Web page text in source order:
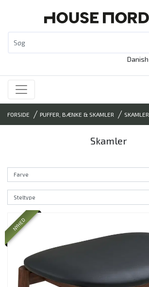
Danish
FORSIDE PUFFER, BÆNKE & SKAMLER SKAMLER
Skamler
NYHED